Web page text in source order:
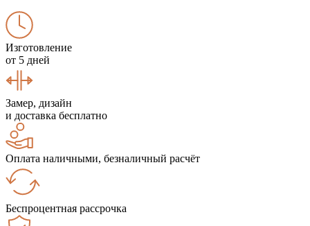
Изготовление
от 5 дней
Замер, дизайн
и доставка бесплатно
Оплата наличными, безналичный расчёт
Беспроцентная рассрочка